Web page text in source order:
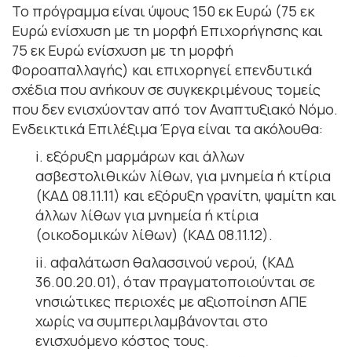
Το πρόγραμμα είναι ύψους 150 εκ Ευρώ (75 εκ
Ευρώ ενίσχυση με τη μορφή Επιχορήγησης και
75 εκ Ευρώ ενίσχυση με τη μορφή
Φοροαπαλλαγής) και επιχορηγεί επενδυτικά
σχέδια που ανήκουν σε συγκεκριμένους τομείς
που δεν ενισχύονταν από τον Αναπτυξιακό Νόμο.
Ενδεικτικά Επιλέξιμα Έργα είναι τα ακόλουθα:
i. εξόρυξη μαρμάρων και άλλων
ασβεστολιθικών λίθων, για μνημεία ή κτίρια
(ΚΑΔ 08.11.11) και εξόρυξη γρανίτη, ψαμίτη και
άλλων λίθων για μνημεία ή κτίρια
(οικοδομικών λίθων) (ΚΑΔ 08.11.12).
ii. αφαλάτωση θαλασσινού νερού, (ΚΑΔ
36.00.20.01), όταν πραγματοποιούνται σε
νησιώτικες περιοχές με αξιοποίηση ΑΠΕ
χωρίς να συμπεριλαμβάνονται στο
ενισχυόμενο κόστος τους.